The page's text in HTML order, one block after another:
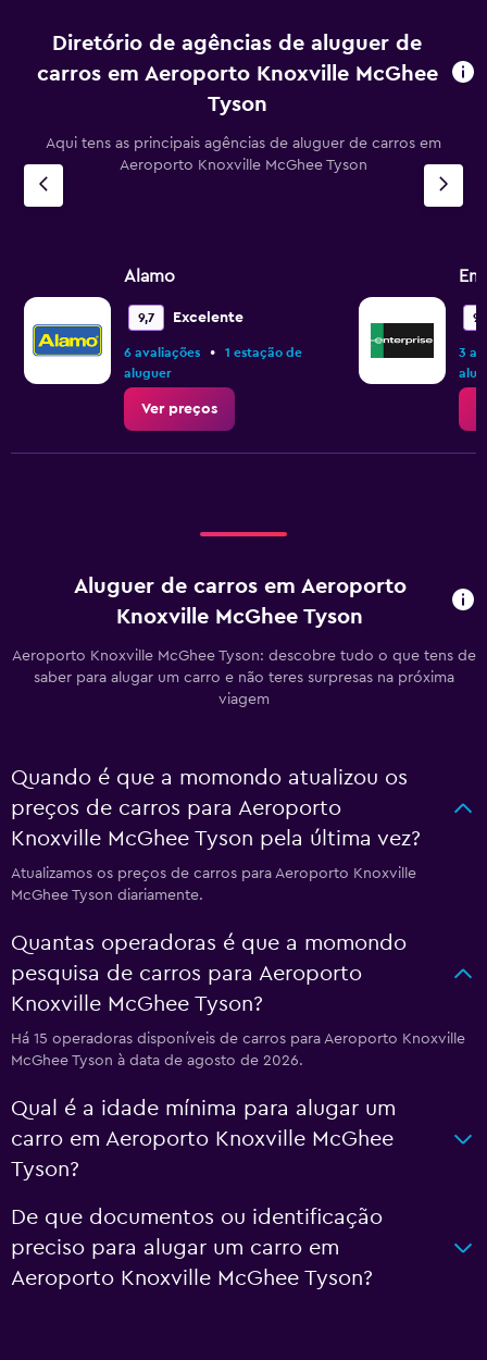
Diretório de agências de aluguer de
carros em Aeroporto Knoxville McGhee
Tyson
Aqui tens as principais agências de aluguer de carros em
Aeroporto Knoxville McGhee Tyson
Alamo
9,7 Excelente
6 avaliações •
1 estação de
aluguer
Ver preços
3
Aluguer de carros em Aeroporto
Knoxville McGhee Tyson
Aeroporto Knoxville McGhee Tyson: descobre tudo o que tens de
saber para alugar um carro e não teres surpresas na próxima
viagem
Quando é que a momondo atualizou os
preços de carros para Aeroporto
Knoxville McGhee Tyson pela última vez?
Atualizamos os preços de carros para Aeroporto Knoxville
McGhee Tyson diariamente.
Quantas operadoras é que a momondo
pesquisa de carros para Aeroporto
Knoxville McGhee Tyson?
Há 15 operadoras disponíveis de carros para Aeroporto Knoxville
McGhee Tyson à data de agosto de 2026.
Qual é a idade mínima para alugar um
carro em Aeroporto Knoxville McGhee
Tyson?
De que documentos ou identificação
preciso para alugar um carro em
Aeroporto Knoxville McGhee Tyson?